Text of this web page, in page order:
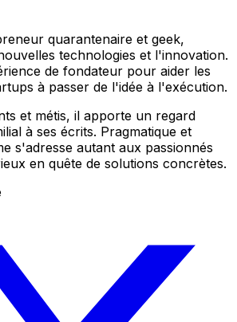
quarantenaire et geek,
technologies et l'innovation.
de fondateur pour aider les
à passer de l'idée à l'exécution.
et métis, il apporte un regard
à ses écrits. Pragmatique et
s'adresse autant aux passionnés
en quête de solutions concrètes.